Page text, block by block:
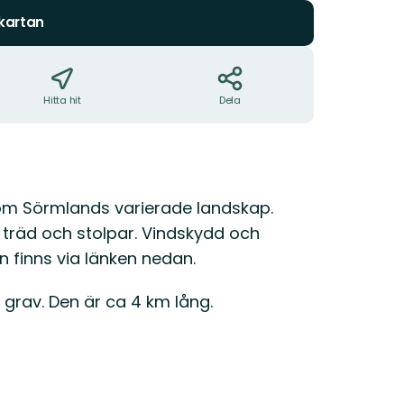
Hitta hit Dela
Sörmlands varierade landskap.
och stolpar. Vindskydd och
finns via länken nedan.
Den är ca 4 km lång.